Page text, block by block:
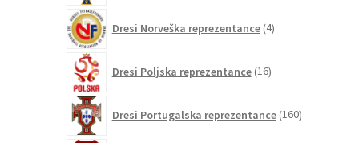
Dresi Norveška reprezentance 4izdelki
Dresi Poljska reprezentance 16izdelkov
Dresi Portugalska reprezentance 160izdelkov